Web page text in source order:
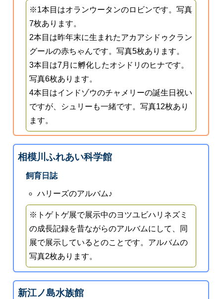
※1本目はオランウータンのロビンです。写真
7枚あります。
2本目は昨年末に生まれたアカアシドゥクラン
グールの赤ちゃんです。写真5枚あります。
3本目は7月に孵化したオシドリのヒナです。
写真6枚あります。
4本目はインドゾウのチャメリーの誕生日祝い
ですが、シュリーも一緒です。写真12枚あり
ます。
相模川ふれあい科学館
飼育日誌
ハリーズのアルバム♪
※トゲトゲ展で展示中のヨツユビハリネズミ
の成長記録を昔ながらのアルバムにして、同
展で展示しているとのことです。アルバムの
写真2枚あります。
新江ノ島水族館